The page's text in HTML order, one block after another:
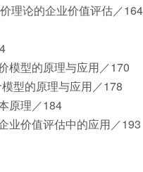
理论的企业价值评估／164
模型的原理与应用／170
型的原理与应用／178
原理／184
业价值评估中的应用／193